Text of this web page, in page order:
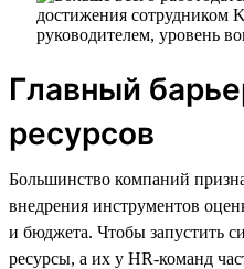
Главный
ресурсов
Большинство компаний
внедрения инструментов
и бюджета. Чтобы запустить
ресурсы, а их у HR-команд